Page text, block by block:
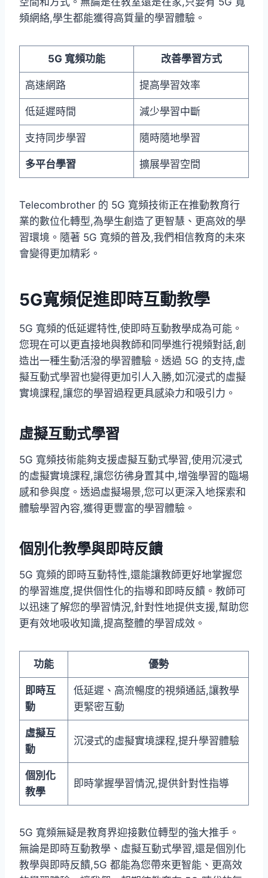
頻網絡,學生都能獲得高質量的學習體驗。
5G 寬頻功能 改善學習方式
高速網路 提高學習效率
低延遲時間 減少學習中斷
支持同步學習 隨時隨地學習
多平台學習 擴展學習空間
Telecombrother 的 5G 寬頻技術正在推動教育行
業的數位化轉型,為學生創造了更智慧、更高效的學
習環境。隨著 5G 寬頻的普及,我們相信教育的未來
會變得更加精彩。
5G寬頻促進即時互動教學
5G 寬頻的低延遲特性,使即時互動教學成為可能。
您現在可以更直接地與教師和同學進行視頻對話,創
造出一種生動活潑的學習體驗。透過 5G 的支持,虛
擬互動式學習也變得更加引人入勝,如沉浸式的虛擬
實境課程,讓您的學習過程更具感染力和吸引力。
虛擬互動式學習
5G 寬頻技術能夠支援虛擬互動式學習,使用沉浸式
的虛擬實境課程,讓您彷彿身置其中,增強學習的臨場
感和參與度。透過虛擬場景,您可以更深入地探索和
體驗學習內容,獲得更豐富的學習體驗。
個別化教學與即時反饋
5G 寬頻的即時互動特性,還能讓教師更好地掌握您
的學習進度,提供個性化的指導和即時反饋。教師可
以迅速了解您的學習情況,針對性地提供支援,幫助您
更有效地吸收知識,提高整體的學習成效。
功能 優勢
即時互
動
低延遲、高流暢度的視頻通話,讓教學
更緊密互動
虛擬互
動
沉浸式的虛擬實境課程,提升學習體驗
個別化
教學
即時掌握學習情況,提供針對性指導
5G 寬頻無疑是教育界迎接數位轉型的強大推手。
無論是即時互動教學、虛擬互動式學習,還是個別化
教學與即時反饋,5G 都能為您帶來更智能、更高效